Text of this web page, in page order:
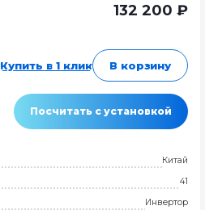
132 200 ₽
Купить в 1 клик В корзину
Посчитать с установкой
Китай
41
Инвертор